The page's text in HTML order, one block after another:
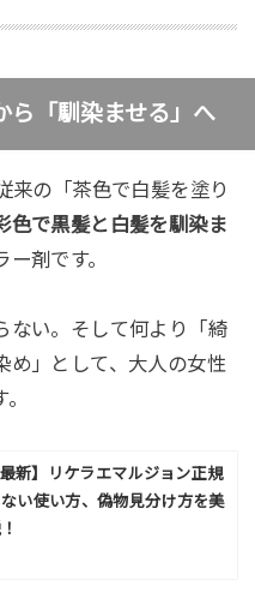
ら「馴染ませる」へ
来の「茶色で白髪を塗り
色で黒髪と白髪を馴染ま
剤です。
ない。そして何より「綺
め」として、大人の女性
最新】リケラエマルジョン正規
い使い方、偽物見分け方を美